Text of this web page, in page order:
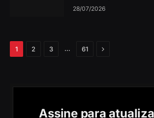
28/07/2026
1 2 3 … 61 Próximo
Assine para